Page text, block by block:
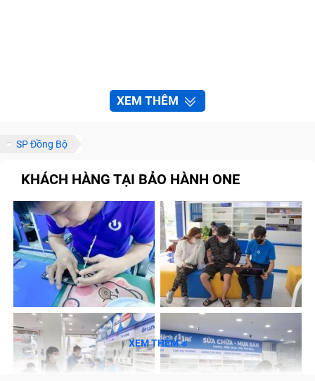
XEM THÊM
SP Đồng Bộ
KHÁCH HÀNG TẠI BẢO HÀNH ONE
XEM THÊM